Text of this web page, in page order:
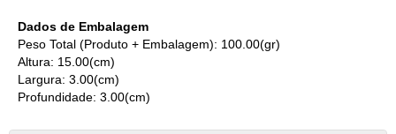
Dados de Embalagem
Peso Total (Produto + Embalagem): 100.00(gr)
Altura: 15.00(cm)
Largura: 3.00(cm)
Profundidade: 3.00(cm)